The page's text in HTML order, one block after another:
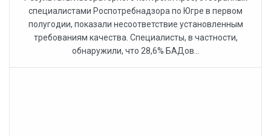
специалистами Роспотребнадзора по Югре в первом
полугодии, показали несоответствие установленным
требованиям качества. Специалисты, в частности,
обнаружили, что 28,6% БАДов...